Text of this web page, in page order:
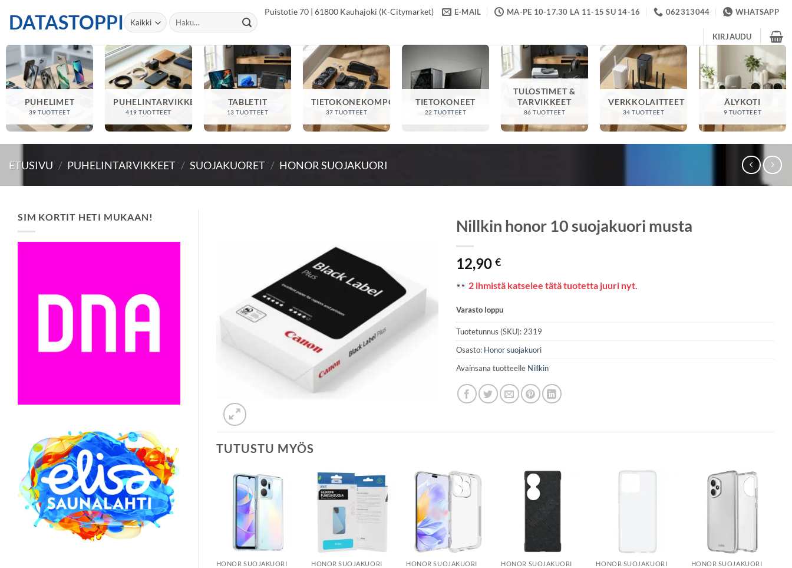
DATASTOPPI Etsi:
Puistotie 70 | 61800 Kauhajoki (K-Citymarket) E-MAIL MA-PE 10-17.30 LA 11-15 SU 14-16 062313044 WHATSAPP
KIRJAUDU
PUHELIMET
39 TUOTTEET
PUHELINTARVIKKEET
419 TUOTTEET
TABLETIT
13 TUOTTEET
TIETOKONEKOMPONENTIT
37 TUOTTEET
TIETOKONEET
22 TUOTTEET
TULOSTIMET &
TARVIKKEET
86 TUOTTEET
VERKKOLAITTEET
34 TUOTTEET
ÄLYKOTI
9 TUOTTEET
ETUSIVU / PUHELINTARVIKKEET / SUOJAKUORET / HONOR SUOJAKUORI
SIM KORTIT HETI MUKAAN! Nillkin honor 10 suojakuori musta
12,90€
2 ihmistä katselee tätä tuotetta juuri nyt.
Varasto loppu
Tuotetunnus (SKU): 2319
Osasto: Honor suojakuori
Avainsana tuotteelle Nillkin
TUTUSTU MYÖS
HONOR SUOJAKUORI HONOR SUOJAKUORI HONOR SUOJAKUORI HONOR SUOJAKUORI HONOR SUOJAKUORI HONOR SUOJAKUORI